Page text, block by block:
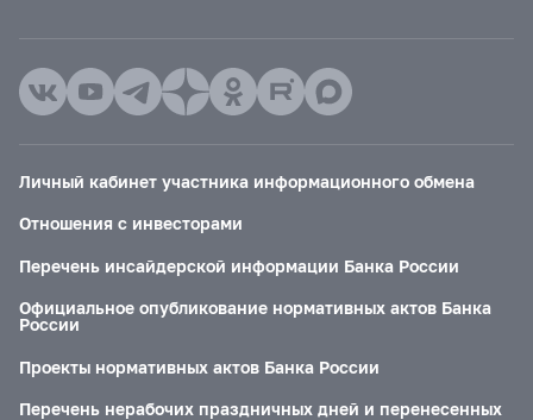
Личный кабинет участника информационного обмена
Отношения с инвесторами
Перечень инсайдерской информации Банка России
Официальное опубликование нормативных актов Банка
России
Проекты нормативных актов Банка России
Перечень нерабочих праздничных дней и перенесенных